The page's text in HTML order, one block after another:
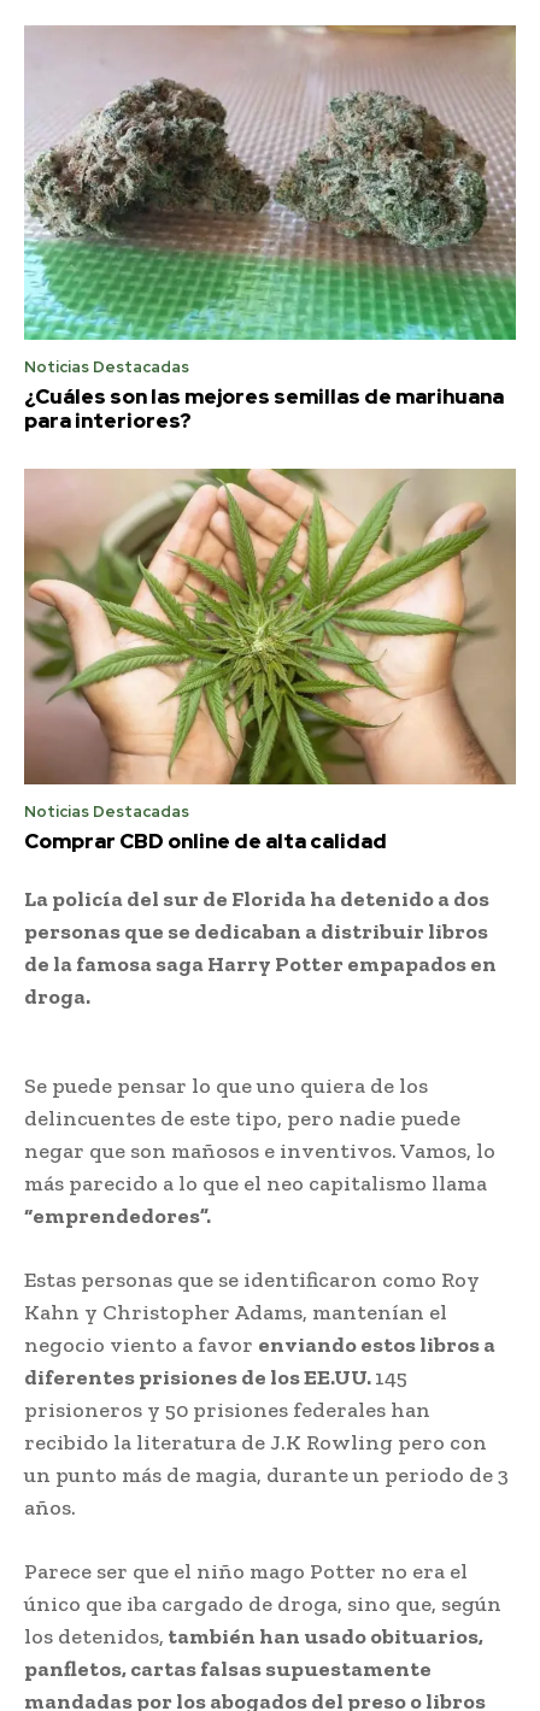
Noticias Destacadas
¿Cuáles son las mejores semillas de marihuana
para interiores?
Noticias Destacadas
Comprar CBD online de alta calidad
La policía del sur de Florida ha detenido a dos
personas que se dedicaban a distribuir libros
de la famosa saga Harry Potter empapados en
droga.
Se puede pensar lo que uno quiera de los
delincuentes de este tipo, pero nadie puede
negar que son mañosos e inventivos. Vamos, lo
más parecido a lo que el neo capitalismo llama
“emprendedores”.
Estas personas que se identificaron como Roy
Kahn y Christopher Adams, mantenían el
negocio viento a favor enviando estos libros a
diferentes prisiones de los EE.UU.145
prisioneros y 50 prisiones federales han
recibido la literatura de J.K Rowling pero con
un punto más de magia, durante un periodo de 3
años.
Parece ser que el niño mago Potter no era el
único que iba cargado de droga, sino que, según
los detenidos, también han usado obituarios,
panfletos, cartas falsas supuestamente
mandadas por los abogados del preso o libros